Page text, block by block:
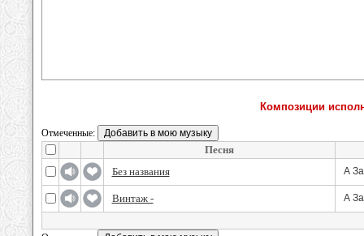
Композиции
Отмеченные:
Песня
Без названия
А
Винтаж - А